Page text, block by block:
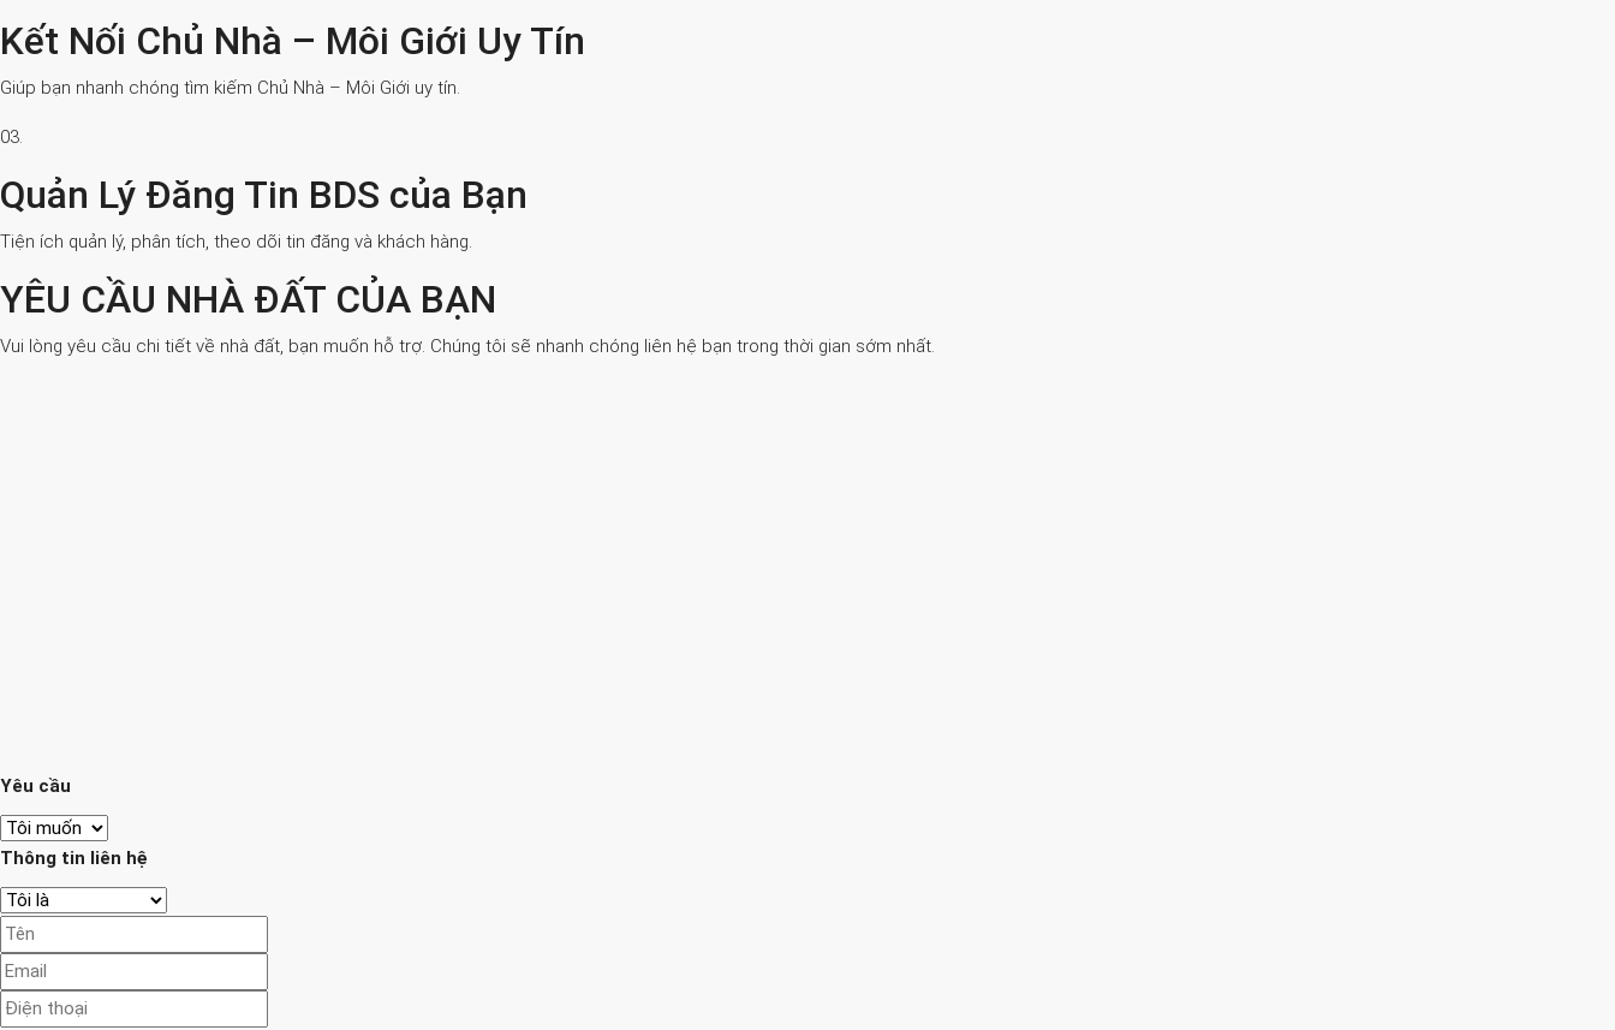
Kết Nối Chủ Nhà – Môi Giới Uy Tín
Giúp bạn nhanh chóng tìm kiếm Chủ Nhà – Môi Giới uy tín.
03.
Quản Lý Đăng Tin BDS của Bạn
Tiện ích quản lý, phân tích, theo dõi tin đăng và khách hàng.
YÊU CẦU NHÀ ĐẤT CỦA BẠN
Vui lòng yêu cầu chi tiết về nhà đất, bạn muốn hỗ trợ. Chúng tôi sẽ nhanh chóng liên hệ bạn trong thời gian sớm nhất.
Yêu cầu
Thông tin liên hệ